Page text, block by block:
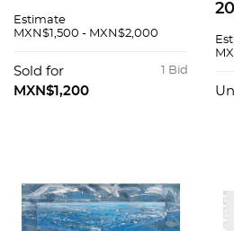
Nivel: Llenado alto.
Estimate
MXN$1,500 - MXN$2,000
1 Bid
Sold for
MXN$1,200
10